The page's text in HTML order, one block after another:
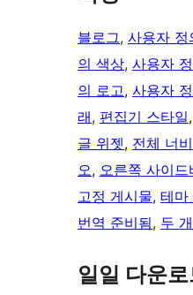
블로그, 사용자 정
의 색상, 사용자
의 로고, 사용자
래, 편집기 스타일,
글 위젯, 전체 너
오, 오른쪽 사이드
고정 게시물, 테마
번역 준비됨, 두
일일 다운